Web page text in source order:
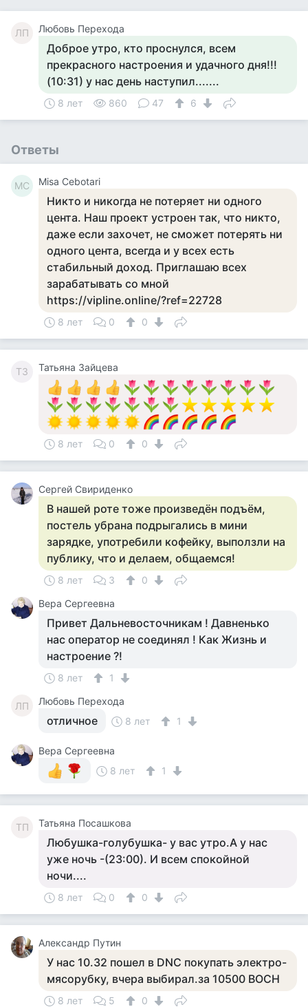
ЛП Любовь Перехода
Доброе утро, кто проснулся, всем
прекрасного настроения и удачного дня!!!
(10:31) у нас день наступил.......
8 лет 860 47 6
Ответы
MC Misa Cebotari
Никто и никогда не потеряет ни одного
цента. Наш проект устроен так, что никто,
даже если захочет, не сможет потерять ни
одного цента, всегда и у всех есть
стабильный доход. Приглашаю всех
зарабатывать со мной
https://vipline.online/?ref=22728
8 лет 0 0
ТЗ Татьяна Зайцева
8 лет 0 0
Cергей Свириденко
В нашей роте тоже произведён подъём,
постель убрана подрыгались в мини
зарядке, употребили кофейку, выползли на
публику, что и делаем, общаемся!
8 лет 3
0
Вера Сергеевна
Привет Дальневосточникам ! Давненько
нас оператор не соединял ! Как Жизнь и
настроение ?!
8 лет 1
ЛП Любовь Перехода
отличное 8 лет 1
Вера Сергеевна
8 лет
1
ТП Татьяна Посашкова
Любушка-голубушка- у вас утро.А у нас
уже ночь -(23:00). И всем спокойной
ночи....
8 лет 0 0
Александр Путин
У нас 10.32 пошел в DNC покупать электро-
мясорубку, вчера выбирал.за 10500 BOCH
8 лет 5 0